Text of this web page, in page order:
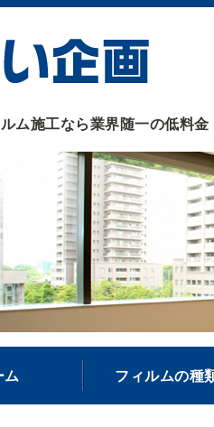
ガ
ム施工なら業界随一の低料
ム フィルムの種